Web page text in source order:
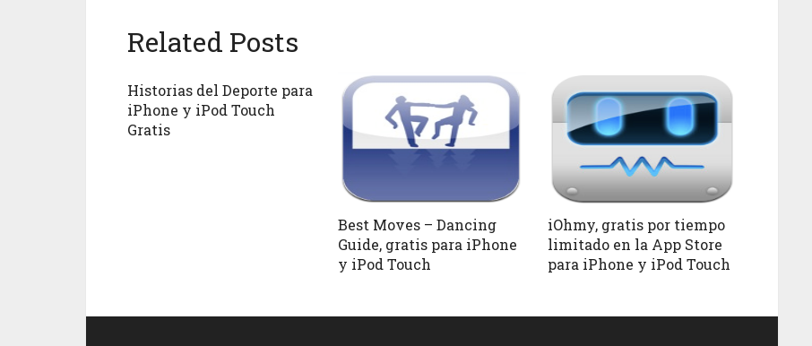
Related Posts
Historias del Deporte para
iPhone y iPod Touch
Gratis
Best Moves – Dancing
Guide, gratis para iPhone
y iPod Touch
iOhmy, gratis por tiempo
limitado en la App Store
para iPhone y iPod Touch